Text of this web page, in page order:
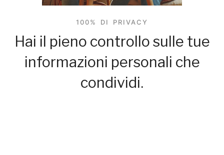
100% DI PRIVACY
Hai il pieno controllo sulle tue
informazioni personali che
condividi.